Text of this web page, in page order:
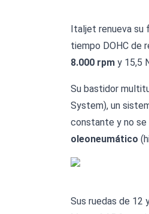
Italjet renueva su
tiempo DOHC de
8.000 rpm y 15,5
Su bastidor
System), un
constante y no se
oleoneumático
Sus ruedas de 12